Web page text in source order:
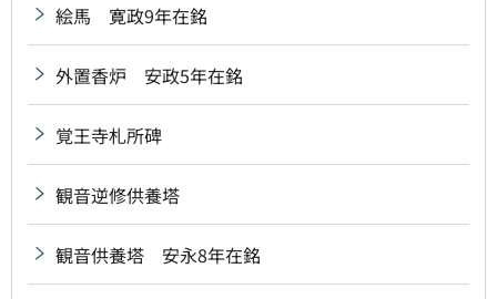
絵馬 寛政9年在銘
外置香炉 安政5年在銘
覚王寺札所碑
観音逆修供養塔
観音供養塔 安永8年在銘